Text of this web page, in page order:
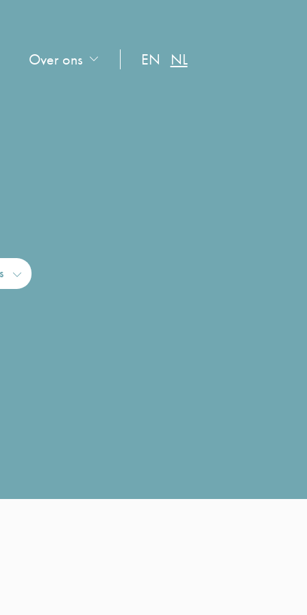
Over ons EN NL